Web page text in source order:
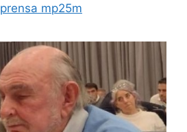
prensa mp25m